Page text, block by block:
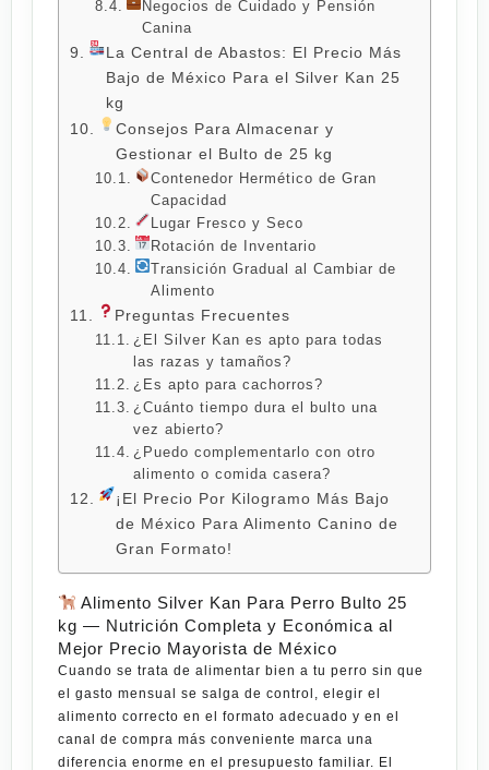
Negocios de Cuidado y Pensión
Canina
La Central de Abastos: El Precio Más
Bajo de México Para el Silver Kan 25
kg
Consejos Para Almacenar y
Gestionar el Bulto de 25 kg
Contenedor Hermético de Gran
Capacidad
Lugar Fresco y Seco
Rotación de Inventario
Transición Gradual al Cambiar de
Alimento
Preguntas Frecuentes
¿El Silver Kan es apto para todas
las razas y tamaños?
¿Es apto para cachorros?
¿Cuánto tiempo dura el bulto una
vez abierto?
¿Puedo complementarlo con otro
alimento o comida casera?
¡El Precio Por Kilogramo Más Bajo
de México Para Alimento Canino de
Gran Formato!
Alimento Silver Kan Para Perro Bulto 25
kg — Nutrición Completa y Económica al
Mejor Precio Mayorista de México
Cuando se trata de alimentar bien a tu perro sin que
el gasto mensual se salga de control, elegir el
alimento correcto en el formato adecuado y en el
canal de compra más conveniente marca una
diferencia enorme en el presupuesto familiar. El